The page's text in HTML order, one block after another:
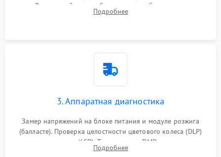
пыли. Визуальный осмотр блока питания, балласта лампы и
материнской платы на наличие прогаров или вздутых
Подробнее
3. Аппаратная диагностика
Замер напряжений на блоке питания и модуле розжига
(балласте). Проверка целостности цветового колеса (DLP)
или поляризаторов (LCD). Тестирование DMD-чипа, датчиков
температуры и оптопар с помощью мультиметра и
Подробнее